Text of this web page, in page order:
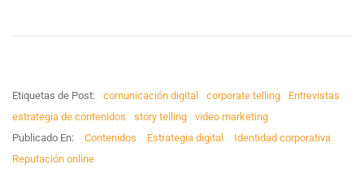
Etiquetas de Post: comunicación digital corporate telling
Entrevistas
estrategia de contenidos
story telling
video marketing
Publicado En:
Contenidos Estrategia digital
Identidad corporativa
Reputación online